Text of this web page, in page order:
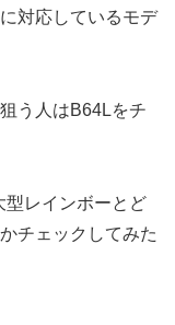
対応しているモデ
う人はB64Lをチ
型レインボーとど
チェックしてみた